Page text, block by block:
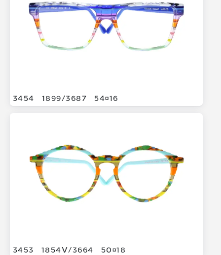
3454 1899/3687 5416
3453 1854V/3664 5018